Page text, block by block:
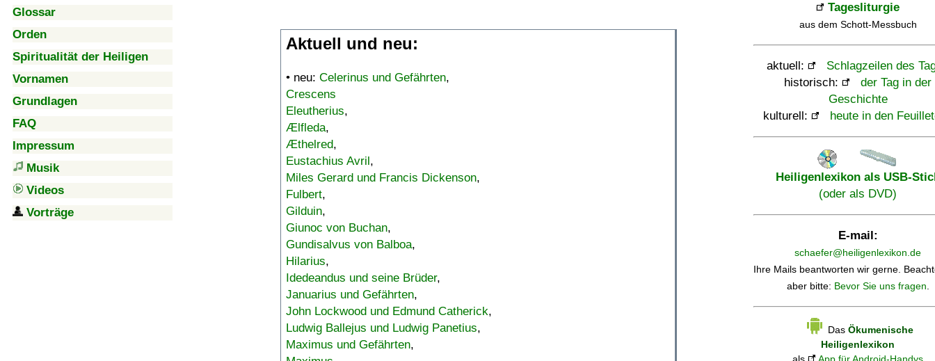
Glossar
Orden
Spiritualität der Heiligen
Vornamen
Grundlagen
FAQ
Impressum
Musik
Videos
Vorträge
Aktuell und neu:
• neu: Celerinus und Gefährten,
Crescens
Eleutherius,
Ælfleda,
Æthelred,
Eustachius Avril,
Miles Gerard und Francis Dickenson,
Fulbert,
Gilduin,
Giunoc von Buchan,
Gundisalvus von Balboa,
Hilarius,
Idedeandus und seine Brüder,
Januarius und Gefährten,
John Lockwood und Edmund Catherick,
Ludwig Ballejus und Ludwig Panetius,
Maximus und Gefährten,
Tagesliturgie
aus dem Schott-Messbuch
aktuell:
Schlagzeilen des
historisch:
der Tag in der
Geschichte
kulturell:
heute in den
Heiligenlexikon als USB-
(oder als DVD)
E-mail:
schaefer@heiligenlexikon.de
Ihre Mails beantworten wir gerne.
aber bitte: Bevor Sie uns fragen.
Das Ökumenische
Heiligenlexikon